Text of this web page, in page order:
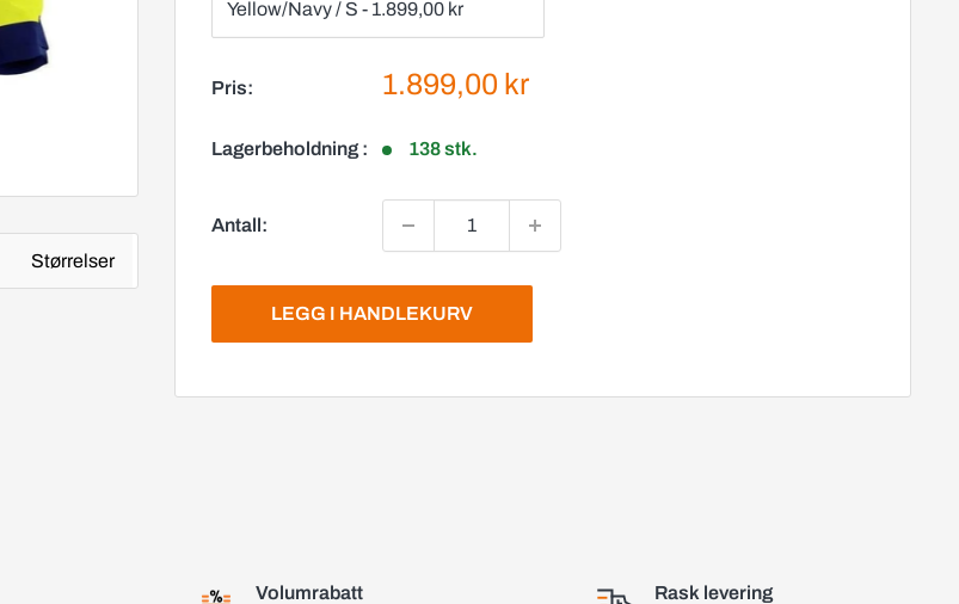
Pris: Salgspris
1.899,00 kr
Lagerbeholdning : 138 stk.
Antall:
LEGG I HANDLEKURV
Størrelser
Volumrabatt
Rask levering